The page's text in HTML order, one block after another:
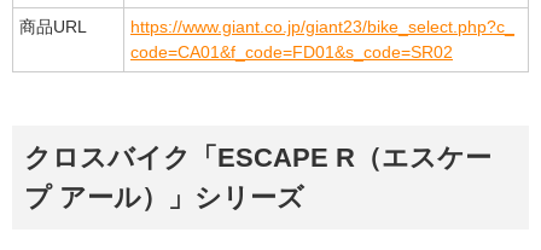
商品URL
https://www.giant.co.jp/giant23/bike_select.php?c_
code=CA01&f_code=FD01&s_code=SR02
クロスバイク「ESCAPE R（エスケー
プ アール）」シリーズ